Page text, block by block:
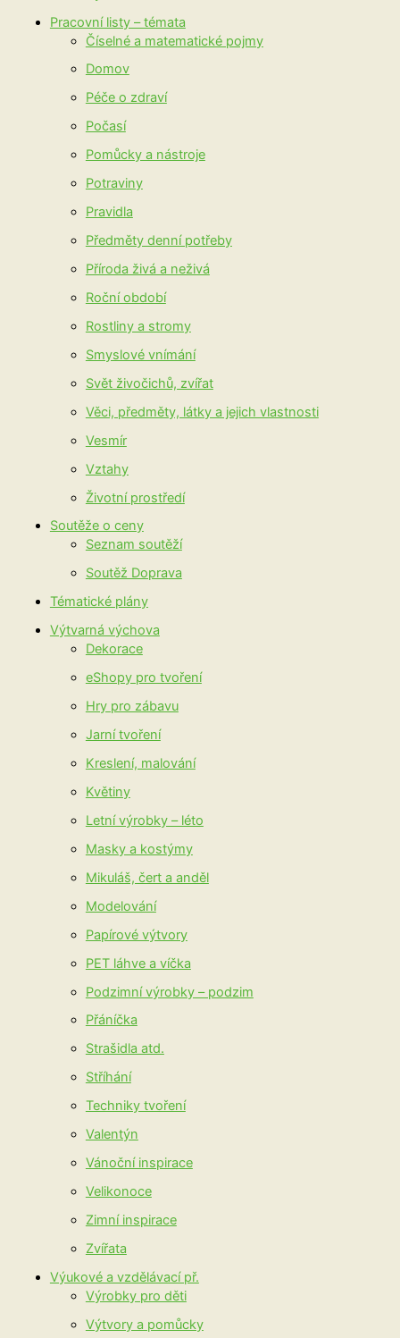
Pracovní listy – témata
Číselné a matematické pojmy
Domov
Péče o zdraví
Počasí
Pomůcky a nástroje
Potraviny
Pravidla
Předměty denní potřeby
Příroda živá a neživá
Roční období
Rostliny a stromy
Smyslové vnímání
Svět živočichů, zvířat
Věci, předměty, látky a jejich vlastnosti
Vesmír
Vztahy
Životní prostředí
Soutěže o ceny
Seznam soutěží
Soutěž Doprava
Tématické plány
Výtvarná výchova
Dekorace
eShopy pro tvoření
Hry pro zábavu
Jarní tvoření
Kreslení, malování
Květiny
Letní výrobky – léto
Masky a kostýmy
Mikuláš, čert a anděl
Modelování
Papírové výtvory
PET láhve a víčka
Podzimní výrobky – podzim
Přáníčka
Strašidla atd.
Stříhání
Techniky tvoření
Valentýn
Vánoční inspirace
Velikonoce
Zimní inspirace
Zvířata
Výukové a vzdělávací př.
Výrobky pro děti
Výtvory a pomůcky